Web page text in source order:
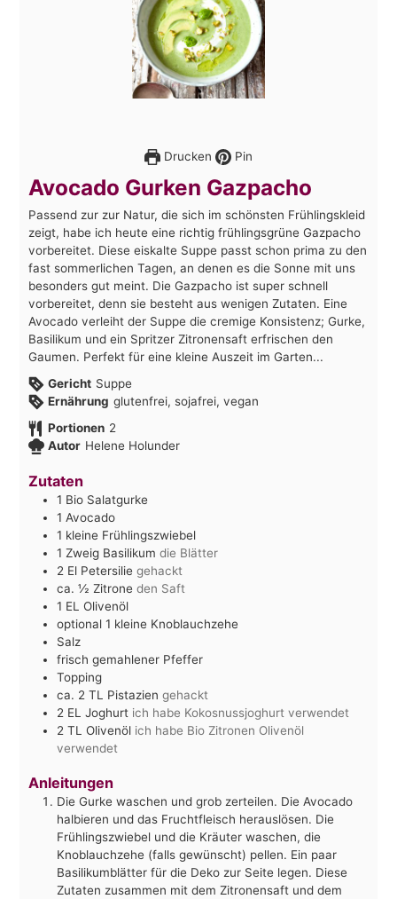
Drucken Pin
Avocado Gurken Gazpacho
Passend zur zur Natur, die sich im schönsten Frühlingskleid
zeigt, habe ich heute eine richtig frühlingsgrüne Gazpacho
vorbereitet. Diese eiskalte Suppe passt schon prima zu den
fast sommerlichen Tagen, an denen es die Sonne mit uns
besonders gut meint. Die Gazpacho ist super schnell
vorbereitet, denn sie besteht aus wenigen Zutaten. Eine
Avocado verleiht der Suppe die cremige Konsistenz; Gurke,
Basilikum und ein Spritzer Zitronensaft erfrischen den
Gaumen. Perfekt für eine kleine Auszeit im Garten...
Gericht Suppe
Ernährung glutenfrei, sojafrei, vegan
Portionen 2
Autor Helene Holunder
Zutaten
1 Bio Salatgurke
1 Avocado
1 kleine Frühlingszwiebel
1 Zweig Basilikum die Blätter
2 El Petersilie gehackt
ca. ½Zitrone den Saft
1 EL Olivenöl
optional 1 kleine Knoblauchzehe
Salz
frisch gemahlener Pfeffer
Topping
ca. 2 TL Pistazien gehackt
2 EL Joghurt ich habe Kokosnussjoghurt verwendet
2 TL Olivenöl ich habe Bio Zitronen Olivenöl
verwendet
Anleitungen
Die Gurke waschen und grob zerteilen. Die Avocado
halbieren und das Fruchtfleisch herauslösen. Die
Frühlingszwiebel und die Kräuter waschen, die
Knoblauchzehe (falls gewünscht) pellen. Ein paar
Basilikumblätter für die Deko zur Seite legen. Diese
Zutaten zusammen mit dem Zitronensaft und dem